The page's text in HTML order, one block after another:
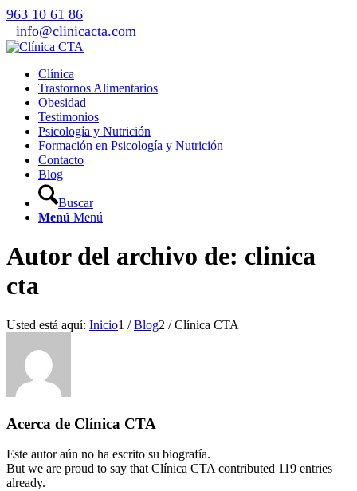
963 10 61 86
info@clinicacta.com
Clínica
Trastornos Alimentarios
Obesidad
Testimonios
Psicología y Nutrición
Formación en Psicología y Nutrición
Contacto
Blog
Buscar
Menú Menú
Autor del archivo de: clinica
cta
Usted está aquí: Inicio1 / Blog2 / Clínica CTA
Acerca de Clínica CTA
Este autor aún no ha escrito su biografía.
But we are proud to say that Clínica CTA contributed 119 entries
already.